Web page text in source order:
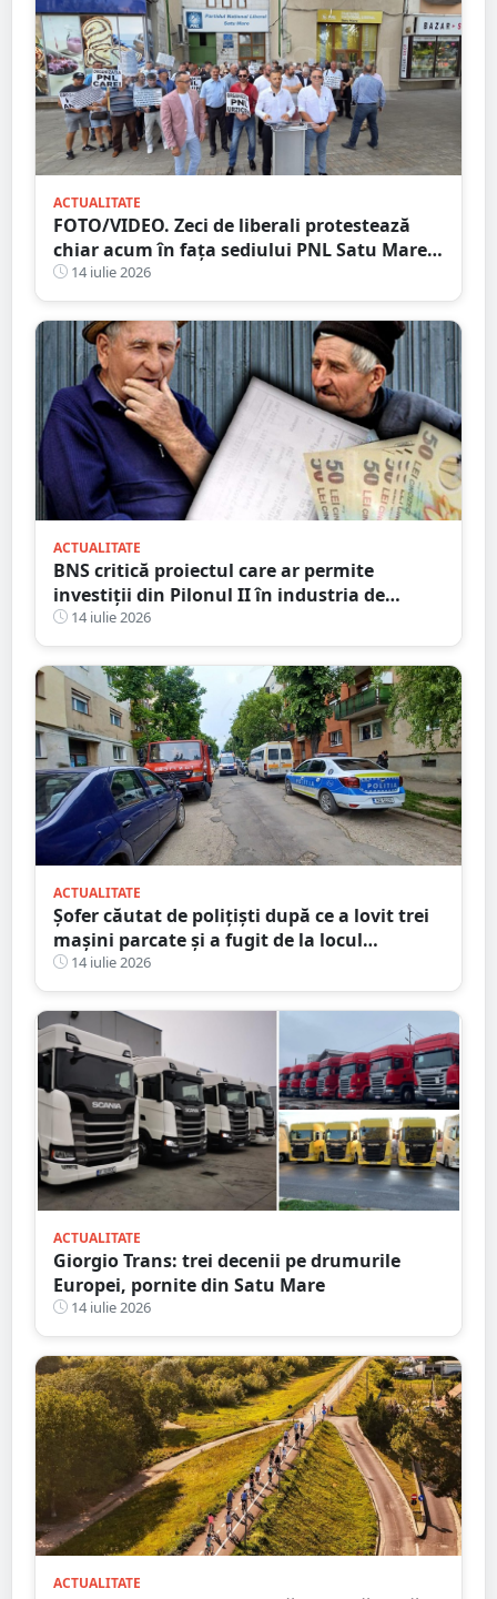
ACTUALITATE
FOTO/VIDEO. Zeci de liberali protestează
chiar acum în fața sediului PNL Satu Mare.
Scandări împotriva conducerii județene
14 iulie 2026
ACTUALITATE
BNS critică proiectul care ar permite
investiții din Pilonul II în industria de
apărare și cere retragerea acestuia
14 iulie 2026
ACTUALITATE
Șofer căutat de polițiști după ce a lovit trei
mașini parcate și a fugit de la locul
accidentului, în Satu Mare
14 iulie 2026
ACTUALITATE
Giorgio Trans: trei decenii pe drumurile
Europei, pornite din Satu Mare
14 iulie 2026
ACTUALITATE